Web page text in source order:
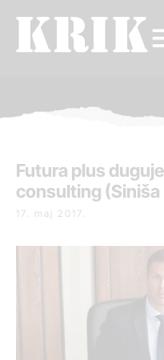
Futura plus
consulting (Siniša
17. maj 2017.